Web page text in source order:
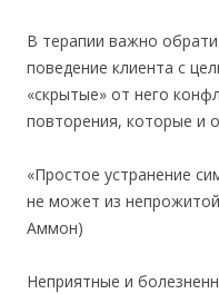
В терапии важно
поведение клиента с
«скрытые» от него
повторения, которые и
«Простое устранение
не может из
Аммон)
Неприятные и